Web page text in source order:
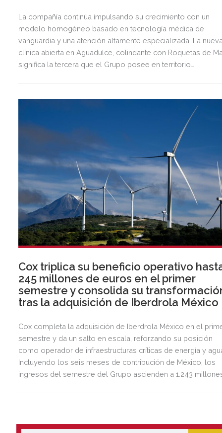
La compañía continúa impulsando su crecimiento con un
modelo homogéneo basado en tecnología médica de
vanguardia y una atención altamente especializada. La
clínica abierta en Aguadulce, colindante con Roquetas de
significa la tercera que el Grupo posee en territorio
Cox triplica su beneficio operativo
245 millones de euros en el primer
semestre y consolida su
tras la adquisición de Iberdrola México
Cox completa la adquisición de Iberdrola México en el
semestre y da un salto en escala, reforzando su posición
como operador de infraestructuras críticas de energía y
Incluyendo los seis meses de contribución de México, los
ingresos del semestre del Grupo ascienden a 1.243